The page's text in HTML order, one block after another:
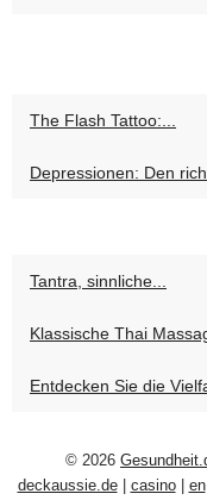
The Flash Tattoo:...
Depressionen: Den
Tantra, sinnliche...
Klassische Thai
Entdecken Sie die
© 2026
deckaussie.de| casino| en